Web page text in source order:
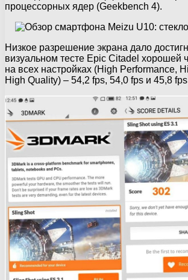
процессорных ядер (Geekbench 4).
Низкое разрешение экрана дало
визуальном тесте Epic Citadel хорошей
на всех настройках (High Performance,
High Quality) – 54,2 fps, 54,0 fps и 45,8